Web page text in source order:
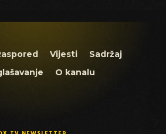
Vijesti
Sadržaj
O kanalu